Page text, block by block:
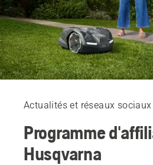
Actualités et réseaux sociaux
Programme
Husqvarna